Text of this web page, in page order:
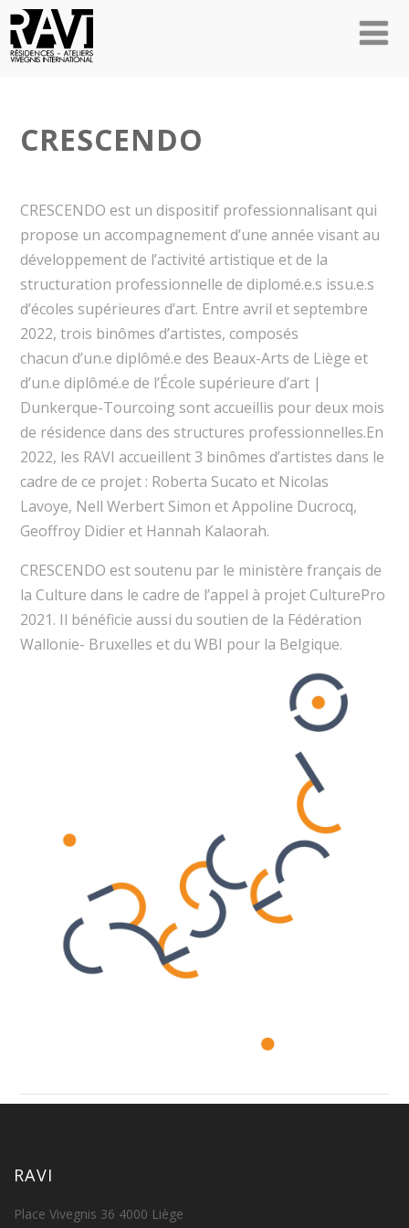
CRESCENDO
CRESCENDO est un dispositif professionnalisant qui
propose un accompagnement d’une année visant au
développement de l’activité artistique et de la
structuration professionnelle de diplomé.e.s issu.e.s
d’écoles supérieures d’art. Entre avril et septembre
2022, trois binômes d’artistes, composés
chacun d’un.e diplômé.e des Beaux-Arts de Liège et
d’un.e diplômé.e de l’École supérieure d’art |
Dunkerque-Tourcoing sont accueillis pour deux mois
de résidence dans des structures professionnelles.En
2022, les RAVI accueillent 3 binômes d’artistes dans le
cadre de ce projet : Roberta Sucato et Nicolas
Lavoye, Nell Werbert Simon et Appoline Ducrocq,
Geoffroy Didier et Hannah Kalaorah.
CRESCENDO est soutenu par le ministère français de
la Culture dans le cadre de l’appel à projet CulturePro
2021. Il bénéficie aussi du soutien de la Fédération
Wallonie- Bruxelles et du WBI pour la Belgique.
RAVI
Place Vivegnis 36 4000 Liège